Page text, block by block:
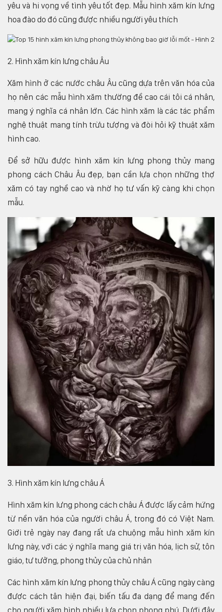
yêu và hi vọng về tình yêu tốt đẹp. Mẫu hình xăm kín lưng
hoa đào do đó cũng được nhiều người yêu thích
2. Hình xăm kín lưng châu Âu
Xăm hình ở các nước châu Âu cũng dựa trên văn hóa của
họ nên các mẫu hình xăm thường đề cao cái tôi cá nhân,
mang ý nghĩa cá nhân lớn. Các hình xăm là các tác phẩm
nghệ thuật mang tính trừu tượng và đòi hỏi kỹ thuật xăm
hình cao.
Để sở hữu được hình xăm kín lưng phong thủy mang
phong cách Châu Âu đẹp, bạn cần lựa chọn những thợ
xăm có tay nghề cao và nhờ họ tư vấn kỹ càng khi chọn
mẫu.
3. Hình xăm kín lưng châu Á
Hình xăm kín lưng phong cách châu Á được lấy cảm hứng
từ nền văn hóa của người châu Á, trong đó có Việt Nam.
Giới trẻ ngày nay đang rất ưa chuộng mẫu hình xăm kín
lưng này, với các ý nghĩa mang giá trị văn hóa, lịch sử, tôn
giáo, tư tưởng, phong thủy của chủ nhân
Các hình xăm kín lưng phong thủy châu Á cũng ngày càng
được cách tân hiện đại, biến tấu đa dạng để mang đến